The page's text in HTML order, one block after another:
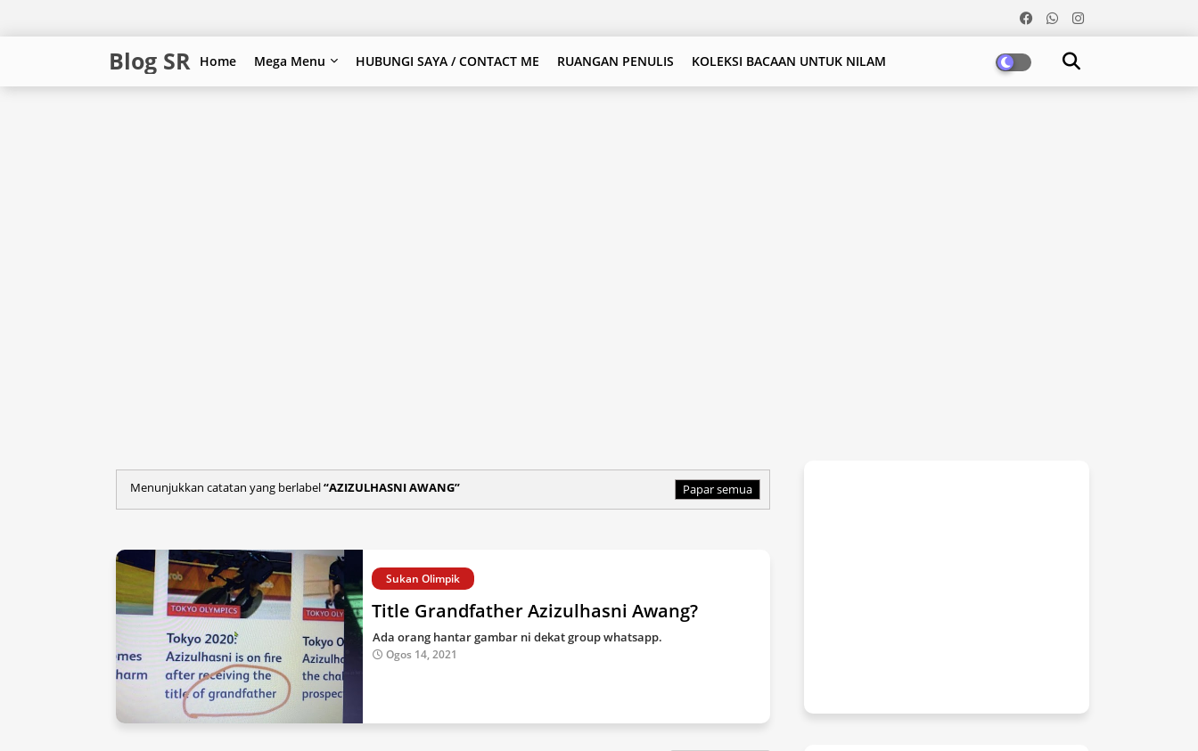
Blog SR Home Mega Menu HUBUNGI SAYA / CONTACT ME RUANGAN PENULIS KOLEKSI BACAAN UNTUK NILAM
Menunjukkan catatan yang berlabel AZIZULHASNI AWANG Papar semua
Sukan Olimpik
Title Grandfather Azizulhasni Awang?
Ada orang hantar gambar ni dekat group whatsapp.
Ogos 14, 2021